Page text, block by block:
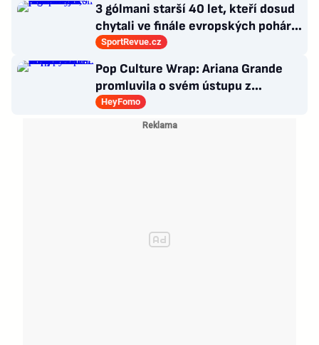
3 gólmani starší 40 let, kteří dosud
chytali ve finále evropských pohárů.
Všichni odešli ze hřiště jako
poražení
SportRevue.cz
Pop Culture Wrap: Ariana Grande
promluvila o svém ústupu z
veřejného života a Sophia z
KATSEYE si dává pauzu od skupiny
HeyFomo